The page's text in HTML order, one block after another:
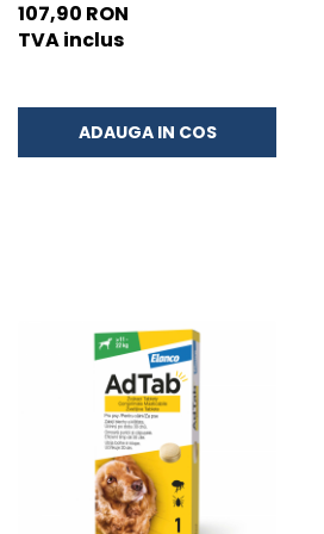
2-10 kg - cutie cu 3 pipete
107,90 RON
TVA inclus
ADAUGA IN COS